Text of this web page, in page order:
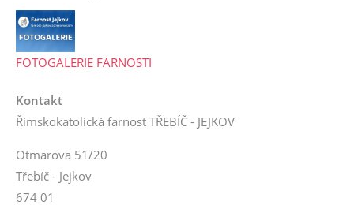
FOTOGALERIE FARNOSTI
Kontakt
Římskokatolická farnost TŘEBÍČ - JEJKOV
Otmarova 51/20
Třebíč - Jejkov
674 01